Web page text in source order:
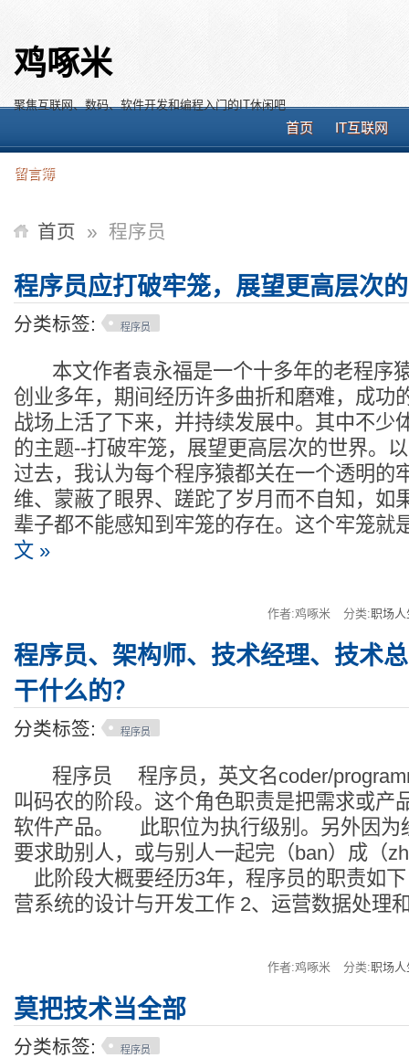
鸡啄米
聚焦互联网、数码、软件开发和编程入门的IT休闲吧
首页 IT互联网
留言簿
首页 » 程序员
程序员应打破牢笼，展望更高层次
分类标签: 程序员
本文作者袁永福是一个十多年的老程序
创业多年，期间经历许多曲折和磨难，成功
战场上活了下来，并持续发展中。其中不少
的主题--打破牢笼，展望更高层次的世界
过去，我认为每个程序猿都关在一个透明的
维、蒙蔽了眼界、蹉跎了岁月而不自知，如
辈子都不能感知到牢笼的存在。这个牢笼就
文 »
作者:鸡啄米 分类:职场人
程序员、架构师、技术经理、技术
干什么的？
分类标签: 程序员
程序员 程序员，英文名coder/
叫码农的阶段。这个角色职责是把需求或产
软件产品。 此职位为执行级别。另外因为
要求助别人，或与别人一起完（ban）成（
此阶段大概要经历3年，程序员的职责如
营系统的设计与开发工作 2、运营数据处理
作者:鸡啄米 分类:职场人
莫把技术当全部
分类标签: 程序员